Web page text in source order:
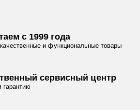
с 1999 года
и функциональные товары
сервисный центр
гарантию